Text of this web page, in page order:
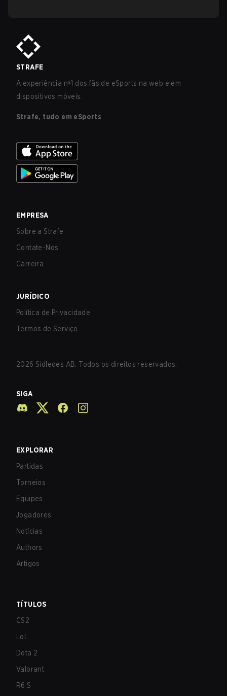
STRAFE
A experiência nº1 dos fãs de eSports na web e em
dispositivos móveis.
Strafe, tudo em eSports
EMPRESA
Sobre a Strafe
Contate-Nos
Carreira
JURÍDICO
Política de Privacidade
Termos de Serviço
2026 Sidledes AB. Todos os direitos reservados.
SIGA
EXPLORAR
Partidas
Torneios
Equipes
Jogadores
Notícias
Authors
Artigos
TÍTULOS
CS2
LoL
Dota 2
Valorant
R6:S